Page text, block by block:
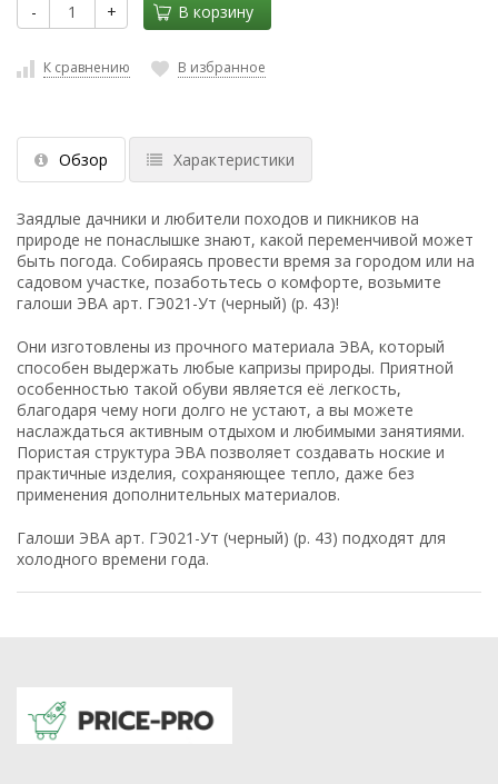
- + В корзину
К сравнению В избранное
Обзор Характеристики
Заядлые дачники и любители походов и пикников на
природе не понаслышке знают, какой переменчивой может
быть погода. Собираясь провести время за городом или на
садовом участке, позаботьтесь о комфорте, возьмите
галоши ЭВА арт. ГЭ021-Ут (черный) (р. 43)!
Они изготовлены из прочного материала ЭВА, который
способен выдержать любые капризы природы. Приятной
особенностью такой обуви является её легкость,
благодаря чему ноги долго не устают, а вы можете
наслаждаться активным отдыхом и любимыми занятиями.
Пористая структура ЭВА позволяет создавать ноские и
практичные изделия, сохраняющее тепло, даже без
применения дополнительных материалов.
Галоши ЭВА арт. ГЭ021-Ут (черный) (р. 43) подходят для
холодного времени года.